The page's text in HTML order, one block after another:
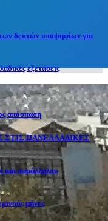
των δεκτών υποψηφίων για
εξετάσεις
απόσπαση
ΠΑΝΕΛΛΑΔΙΚΕΣ
και παράλληλου
μήνες